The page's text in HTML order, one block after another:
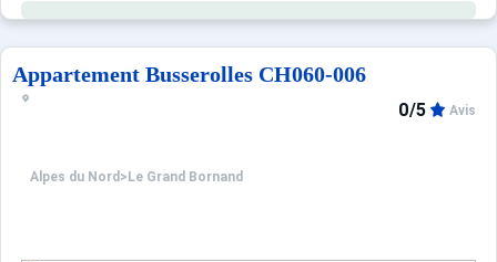
Informations pratiques : Casier à ski et parking collectif
Les Plus de cette location à la montagne : vue
Appartement Busserolles CH060-006
Alpes du Nord > Le Grand Bornand
0/5 Avis